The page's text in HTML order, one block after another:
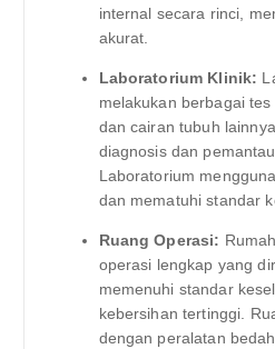
internal secara rinci,
akurat.
Laboratorium Klinik:
melakukan berbagai
dan cairan tubuh
diagnosis dan
Laboratorium
dan mematuhi standar
Ruang Operasi:
operasi lengkap yang
memenuhi standar
kebersihan tertinggi.
dengan peralatan